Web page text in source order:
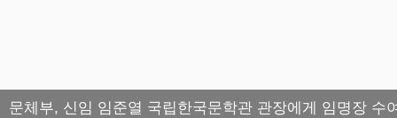
문체부, 신임 임준열 국립한국문학관 관장에게 임명장 수